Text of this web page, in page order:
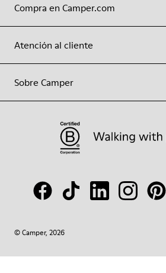
Compra en Camper.com
Atención al cliente
Sobre Camper
© Camper, 2026